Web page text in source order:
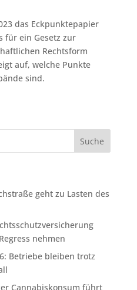
das Eckpunktepapier
für ein Gesetz zur
Rechtsform
auf, welche Punkte
sind.
geht zu Lasten des
nehmen
Betriebe bleiben trotz
Cannabiskonsum führt